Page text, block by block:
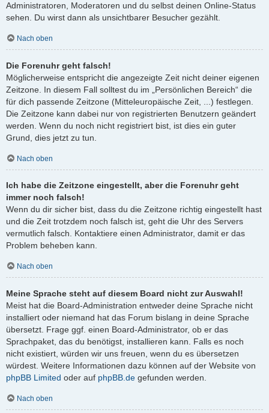
Administratoren, Moderatoren und du selbst deinen Online-Status
sehen. Du wirst dann als unsichtbarer Besucher gezählt.
Nach oben
Die Forenuhr geht falsch!
Möglicherweise entspricht die angezeigte Zeit nicht deiner eigenen
Zeitzone. In diesem Fall solltest du im „Persönlichen Bereich“ die
für dich passende Zeitzone (Mitteleuropäische Zeit, ...) festlegen.
Die Zeitzone kann dabei nur von registrierten Benutzern geändert
werden. Wenn du noch nicht registriert bist, ist dies ein guter
Grund, dies jetzt zu tun.
Nach oben
Ich habe die Zeitzone eingestellt, aber die Forenuhr geht
immer noch falsch!
Wenn du dir sicher bist, dass du die Zeitzone richtig eingestellt hast
und die Zeit trotzdem noch falsch ist, geht die Uhr des Servers
vermutlich falsch. Kontaktiere einen Administrator, damit er das
Problem beheben kann.
Nach oben
Meine Sprache steht auf diesem Board nicht zur Auswahl!
Meist hat die Board-Administration entweder deine Sprache nicht
installiert oder niemand hat das Forum bislang in deine Sprache
übersetzt. Frage ggf. einen Board-Administrator, ob er das
Sprachpaket, das du benötigst, installieren kann. Falls es noch
nicht existiert, würden wir uns freuen, wenn du es übersetzen
würdest. Weitere Informationen dazu können auf der Website von
phpBB Limited oder auf phpBB.de gefunden werden.
Nach oben